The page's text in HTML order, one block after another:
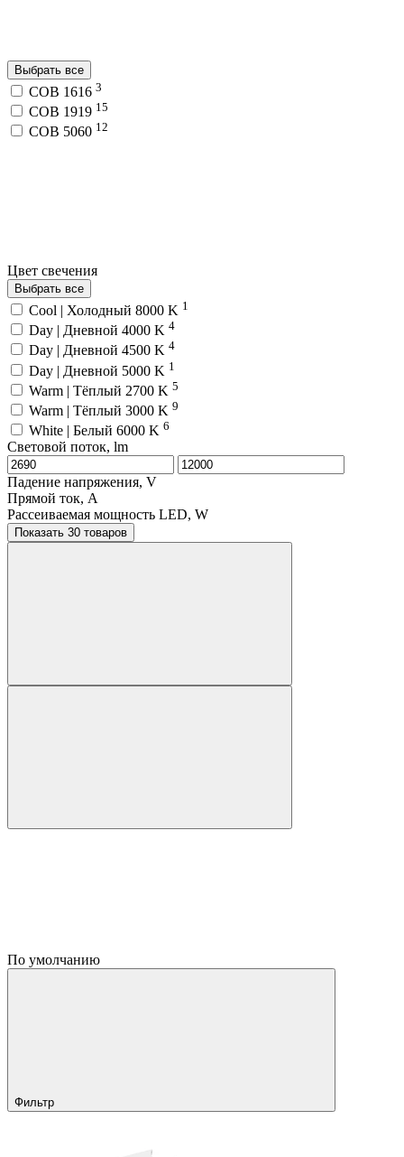
Выбрать все
COB 1616 3
COB 1919 15
COB 5060 12
Цвет свечения
Выбрать все
Cool | Холодный 8000 K 1
Day | Дневной 4000 K 4
Day | Дневной 4500 K 4
Day | Дневной 5000 K 1
Warm | Тёплый 2700 K 5
Warm | Тёплый 3000 K 9
White | Белый 6000 K 6
Световой поток, lm
Падение напряжения, V
Прямой ток, A
Рассеиваемая мощность LED, W
Показать 30 товаров
По умолчанию
Фильтр